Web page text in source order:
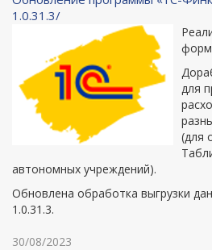
1.0.31.3/
для
(для
автономных учреждений).
Обновлена обработка выгрузки
1.0.31.3.
30/08/2023